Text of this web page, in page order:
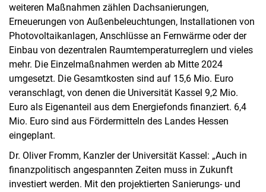
weiteren Maßnahmen zählen Dachsanierungen,
Erneuerungen von Außenbeleuchtungen, Installationen von
Photovoltaikanlagen, Anschlüsse an Fernwärme oder der
Einbau von dezentralen Raumtemperaturreglern und vieles
mehr. Die Einzelmaßnahmen werden ab Mitte 2024
umgesetzt. Die Gesamtkosten sind auf 15,6 Mio. Euro
veranschlagt, von denen die Universität Kassel 9,2 Mio.
Euro als Eigenanteil aus dem Energiefonds finanziert. 6,4
Mio. Euro sind aus Fördermitteln des Landes Hessen
eingeplant.
Dr. Oliver Fromm, Kanzler der Universität Kassel: „Auch in
finanzpolitisch angespannten Zeiten muss in Zukunft
investiert werden. Mit den projektierten Sanierungs- und